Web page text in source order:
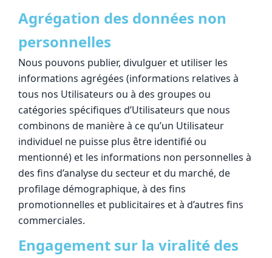
Agrégation des données non
personnelles
Nous pouvons publier, divulguer et utiliser les
informations agrégées (informations relatives à
tous nos Utilisateurs ou à des groupes ou
catégories spécifiques d’Utilisateurs que nous
combinons de manière à ce qu’un Utilisateur
individuel ne puisse plus être identifié ou
mentionné) et les informations non personnelles à
des fins d’analyse du secteur et du marché, de
profilage démographique, à des fins
promotionnelles et publicitaires et à d’autres fins
commerciales.
Engagement sur la viralité des